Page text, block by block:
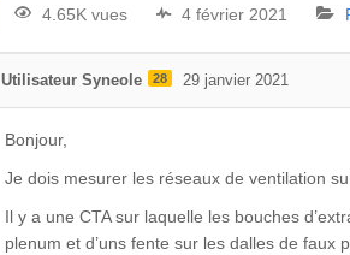
4.65K vues 4 février 2021
Utilisateur Syneole 28 29 janvier 2021
Bonjour,
Je dois mesurer les réseaux de ventilation
Il y a une CTA sur laquelle les bouches
plenum et d’uns fente sur les dalles de faux